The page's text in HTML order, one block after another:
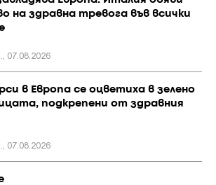
на здравна тревога във всички
07.08.2026
в Европа се оцветиха в зелено
подкрепени от здравния
07.08.2026